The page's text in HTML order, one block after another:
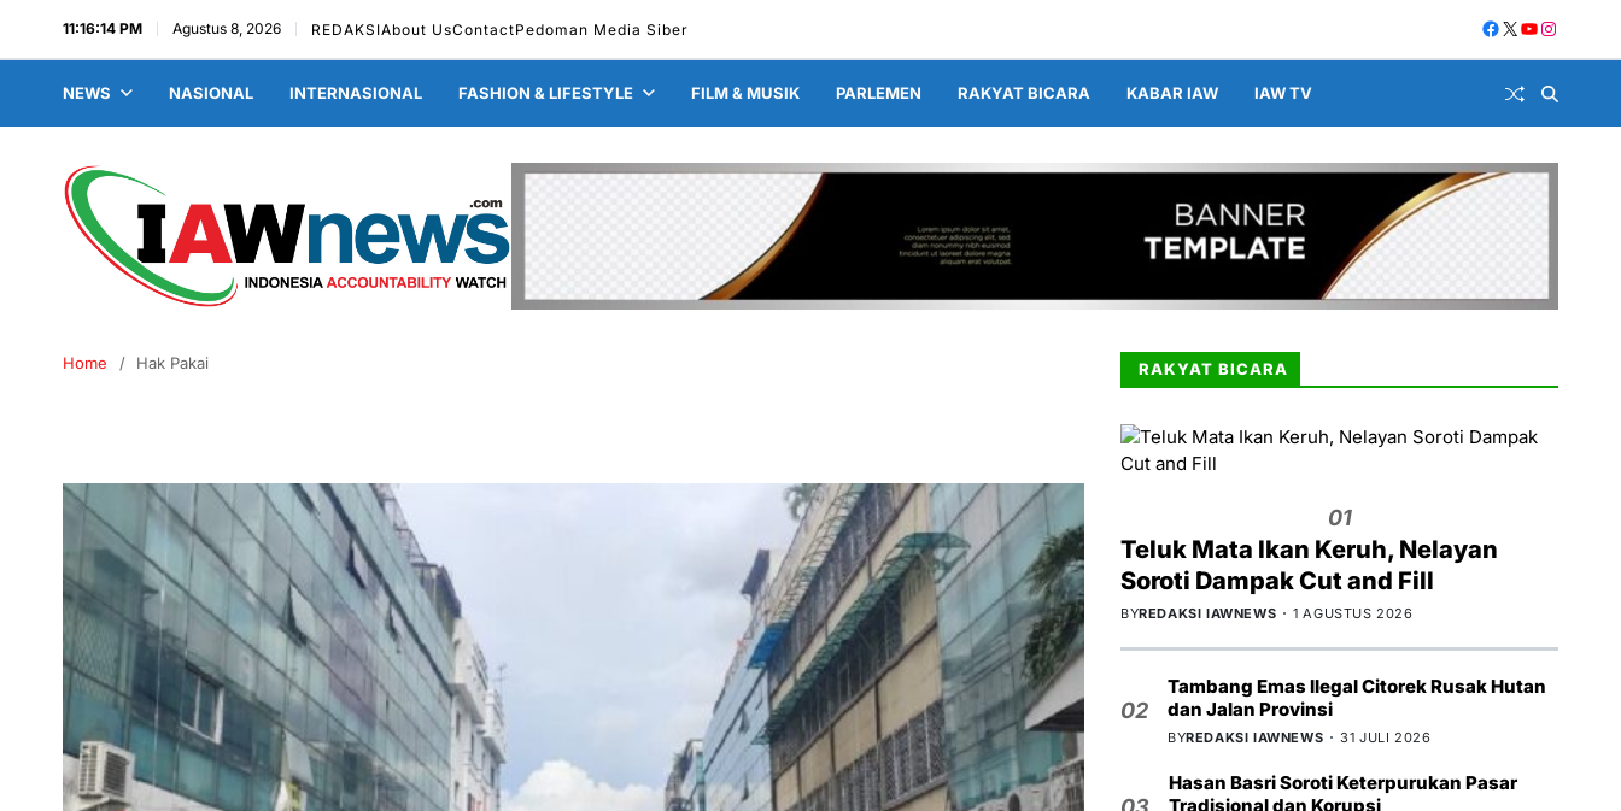
11:16:15 PM Agustus 8, 2026 REDAKSIAbout UsContactPedoman Media Siber
NEWS NASIONAL INTERNASIONAL FASHION & LIFESTYLE FILM & MUSIK PARLEMEN RAKYAT BICARA KABAR IAW IAW TV
Home Hak Pakai RAKYAT BICARA
01
Teluk Mata Ikan Keruh, Nelayan
Soroti Dampak Cut and Fill
BYREDAKSI IAWNEWS 1 AGUSTUS 2026
02
Tambang Emas Ilegal Citorek Rusak Hutan
dan Jalan Provinsi
BYREDAKSI IAWNEWS 31 JULI 2026
Hasan Basri Soroti Keterpurukan Pasar
Tradisional dan Korupsi